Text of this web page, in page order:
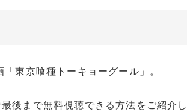
東京喰種トーキョーグール」。
後まで無料視聴できる方法をご紹介